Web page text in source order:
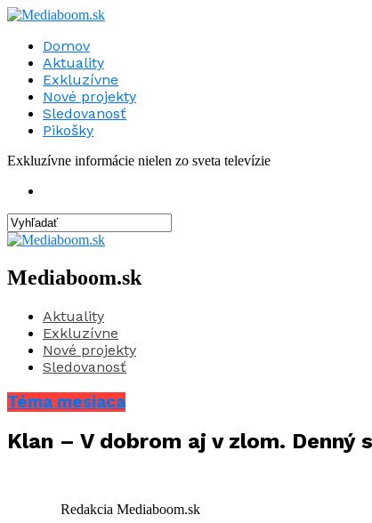
Domov
Aktuality
Exkluzívne
Nové projekty
Sledovanosť
Pikošky
Exkluzívne informácie nielen zo sveta televízie
Mediaboom.sk
Aktuality
Exkluzívne
Nové projekty
Sledovanosť
Téma mesiaca
Klan – V dobrom aj v zlom.
Redakcia Mediaboom.sk